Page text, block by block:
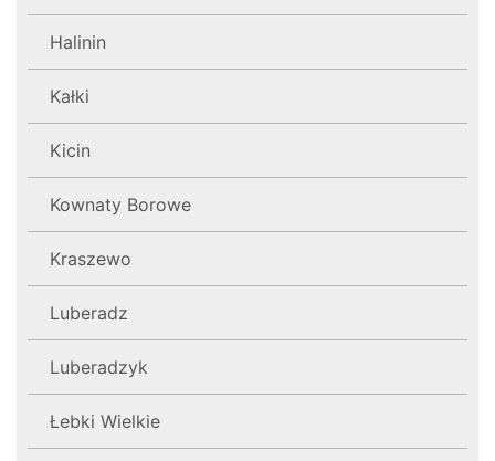
Halinin
Kałki
Kicin
Kownaty Borowe
Kraszewo
Luberadz
Luberadzyk
Łebki Wielkie